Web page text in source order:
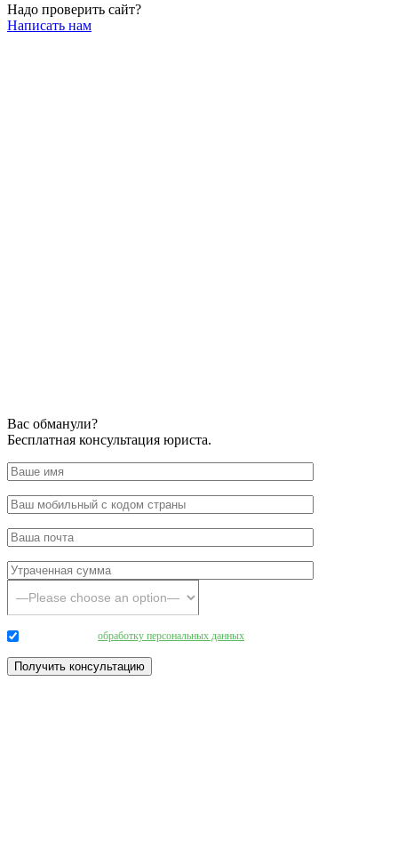
Надо проверить сайт?
Написать нам
Вас обманули?
Бесплатная консультация юриста.
обработку персональных данных